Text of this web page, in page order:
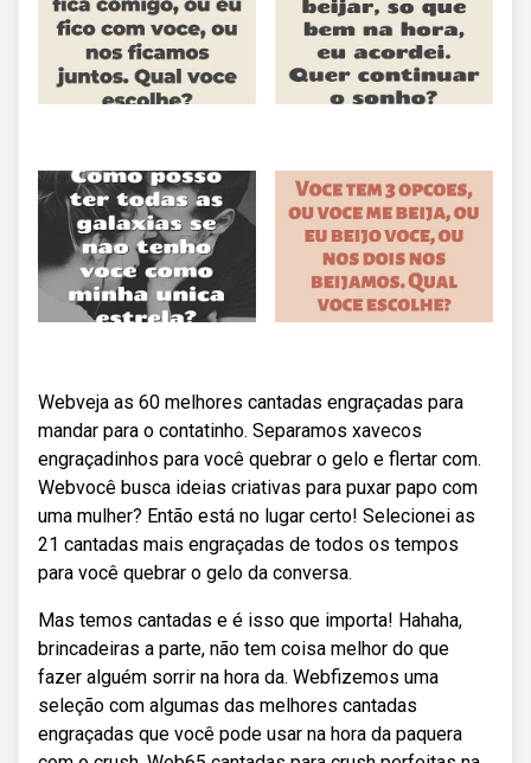
Webveja as 60 melhores cantadas engraçadas para
mandar para o contatinho. Separamos xavecos
engraçadinhos para você quebrar o gelo e flertar com.
Webvocê busca ideias criativas para puxar papo com
uma mulher? Então está no lugar certo! Selecionei as
21 cantadas mais engraçadas de todos os tempos
para você quebrar o gelo da conversa.
Mas temos cantadas e é isso que importa! Hahaha,
brincadeiras a parte, não tem coisa melhor do que
fazer alguém sorrir na hora da. Webfizemos uma
seleção com algumas das melhores cantadas
engraçadas que você pode usar na hora da paquera